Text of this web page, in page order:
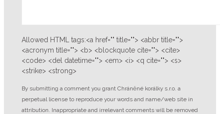
Allowed HTML tags:<a href="" title=""> <abbr title="">
<acronym title=""> <b> <blockquote cite=""> <cite>
<code> <del datetime=""> <em> <i> <q cite=""> <s>
<strike> <strong>
By submitting a comment you grant Chráněné korálky s.r.o. a
perpetual license to reproduce your words and name/web site in
attribution. Inappropriate and irrelevant comments will be removed